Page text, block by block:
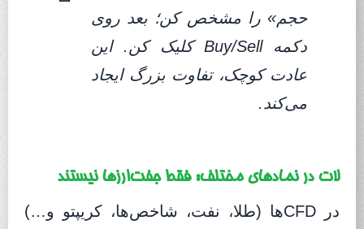
حجم» را مشخص کن؛ بعد روی
دکمه Buy/Sell کلیک کن. این
عادت کوچک، تفاوت بزرگ ایجاد
می‌کند.
لات در نمادهای مختلف: فقط جفت‌ارزها نیستند
در CFDها (طلا، نفت، شاخص‌ها، کریپتو و…)